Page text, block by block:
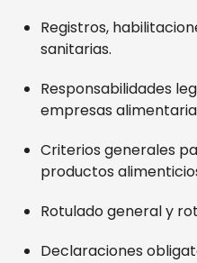
Registros,
sanitarias.
Responsabilidades
empresas
Criterios generales
productos
Rotulado general y
Declaraciones